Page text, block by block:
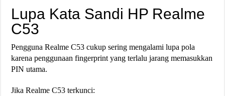
Lupa Kata Sandi HP Realme
C53
Pengguna Realme C53 cukup sering mengalami lupa pola
karena penggunaan fingerprint yang terlalu jarang memasukkan
PIN utama.
Jika Realme C53 terkunci: